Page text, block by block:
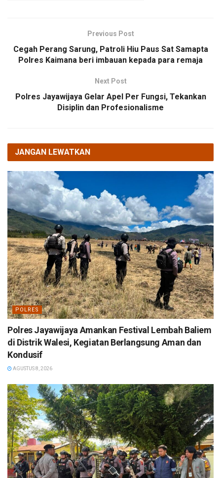
Previous Post
Cegah Perang Sarung, Patroli Hiu Paus Sat Samapta
Polres Kaimana beri imbauan kepada para remaja
Next Post
Polres Jayawijaya Gelar Apel Per Fungsi, Tekankan
Disiplin dan Profesionalisme
JANGAN LEWATKAN
POLRES
Polres Jayawijaya Amankan Festival Lembah Baliem
di Distrik Walesi, Kegiatan Berlangsung Aman dan
Kondusif
AGUSTUS 8, 2026